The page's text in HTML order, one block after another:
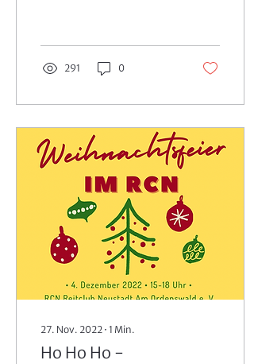
291 0
27. Nov. 2022 ∙ 1 Min.
Ho Ho Ho -